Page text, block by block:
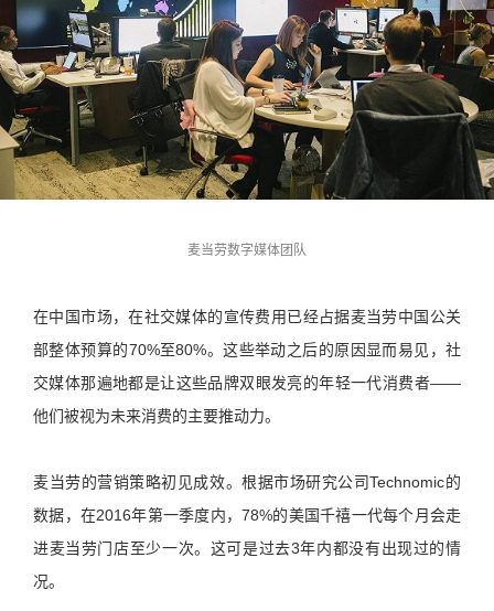
麦当劳数字媒体团队
在中国市场，在社交媒体的宣传费用已经占据麦当劳中国公关
部整体预算的70%至80%。这些举动之后的原因显而易见，社
交媒体那遍地都是让这些品牌双眼发亮的年轻一代消费者——
他们被视为未来消费的主要推动力。
麦当劳的营销策略初见成效。根据市场研究公司Technomic的
数据，在2016年第一季度内，78%的美国千禧一代每个月会走
进麦当劳门店至少一次。这可是过去3年内都没有出现过的情
况。